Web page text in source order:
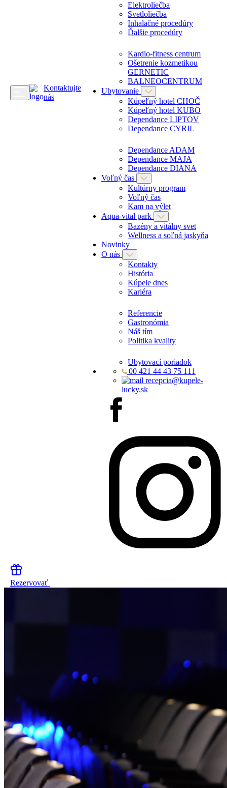
Kontaktujte
nás
Elektroliečba
Svetloliečba
Inhalačné procedúry
Ďalšie procedúry
Kardio-fitness centrum
Ošetrenie kozmetikou
GERNETIC
BALNEOCENTRUM
Ubytovanie
Kúpeľný hotel CHOČ
Kúpeľný hotel KUBO
Dependance LIPTOV
Dependance CYRIL
Dependance ADAM
Dependance MAJA
Dependance DIANA
Voľný čas
Kultúrny program
Voľný čas
Kam na výlet
Aqua-vital park
Bazény a vitálny svet
Wellness a soľná jaskyňa
Novinky
O nás
Kontakty
História
Kúpele dnes
Kariéra
Referencie
Gastronómia
Náš tím
Politika kvality
Ubytovací poriadok
00 421 44 43 75 111
recepcia@kupele-
lucky.sk
Rezervovať